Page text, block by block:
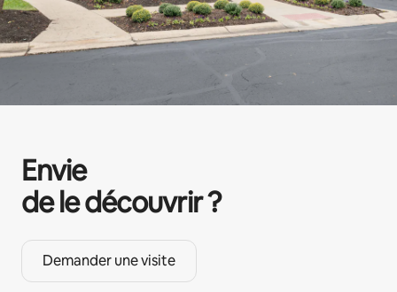
Envie
de le découvrir ?
Demander une visite